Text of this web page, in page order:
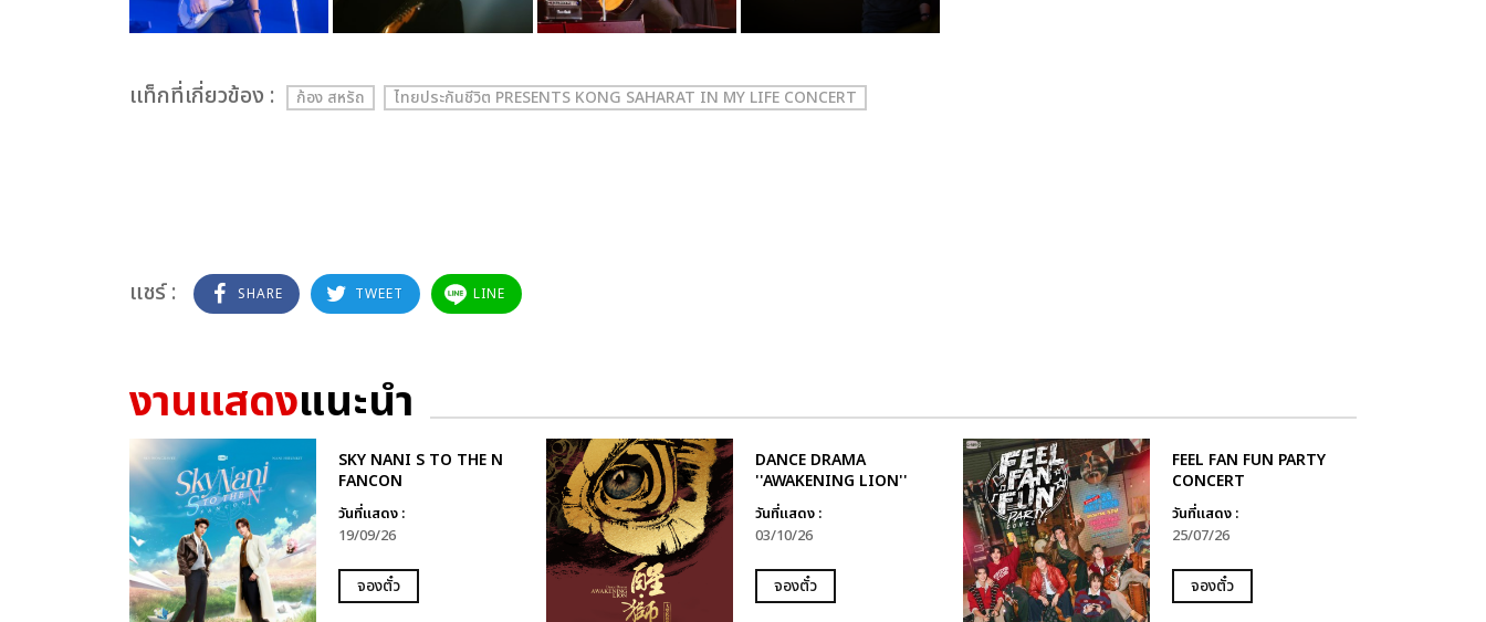
เเท็กที่เกี่ยวข้อง : ก้อง สหรัถ ไทยประกันชีวิต PRESENTS KONG SAHARAT IN MY LIFE CONCERT
แชร์ : SHARE TWEET LINE
งานแสดงแนะนำ
SKY NANI S TO THE N
FANCON
วันที่แสดง :
19/09/26
จองตั๋ว
DANCE DRAMA
''AWAKENING LION''
วันที่แสดง :
03/10/26
จองตั๋ว
FEEL FAN FUN PARTY
CONCERT
วันที่แสดง :
25/07/26
จองตั๋ว